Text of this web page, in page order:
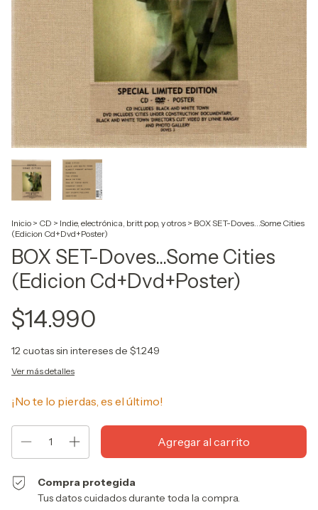
Inicio > CD > Indie, electrónica, britt pop, y otros > BOX SET-Doves...Some Cities
(Edicion Cd+Dvd+Poster)
BOX SET-Doves...Some Cities
(Edicion Cd+Dvd+Poster)
$14.990
12cuotas sin intereses de $1.249
Ver más detalles
¡No te lo pierdas, es el último!
Compra protegida
Tus datos cuidados durante toda la compra.